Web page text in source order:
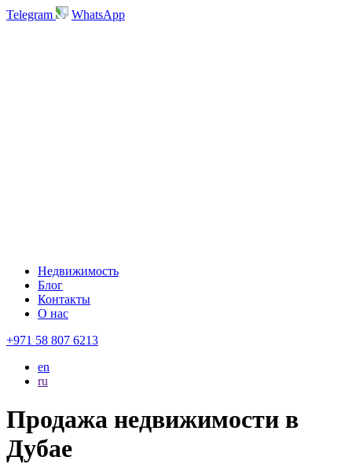
Telegram WhatsApp
Недвижимость
Блог
Контакты
О нас
+971 58 807 6213
en
ru
Продажа недвижимости в
Дубае